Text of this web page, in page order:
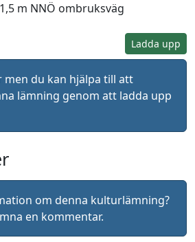
m NNÖ ombruksväg
Ladda upp
men du kan hjälpa till att
lämning genom att ladda upp
om denna kulturlämning?
en kommentar.